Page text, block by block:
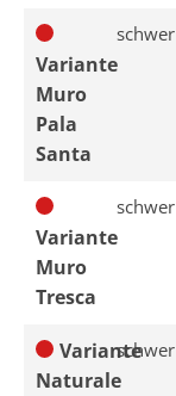
Variante
Muro
Pala
Santa
schwer
Variante
Muro
Tresca
schwer
Variante
Naturale
schwer